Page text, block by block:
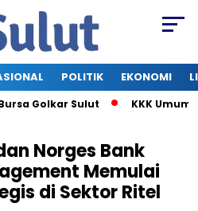
POLITIK EKONOMI
Golkar Sulut KKK Umumkan
Norges Bank
Memulai
di Sektor Ritel